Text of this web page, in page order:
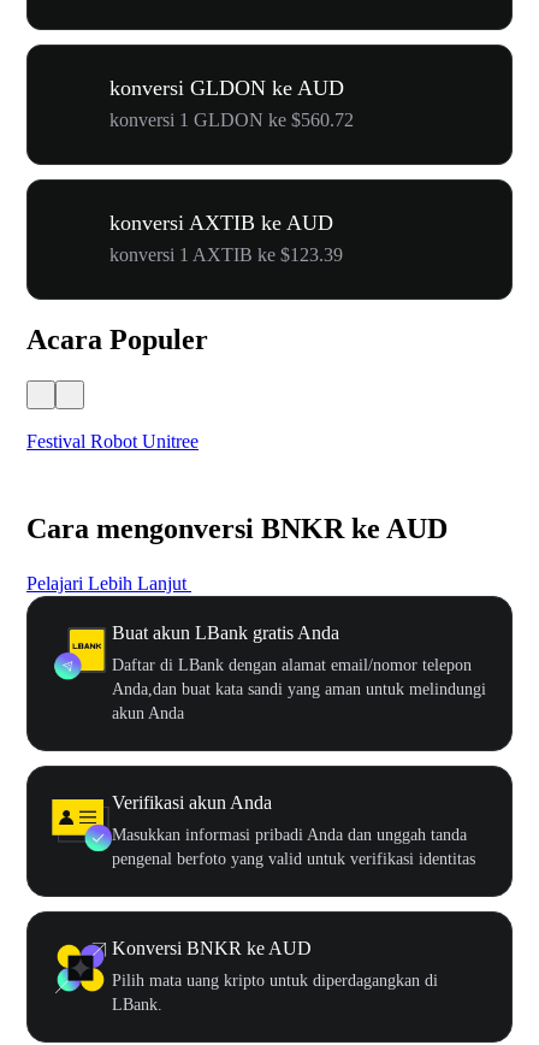
konversi GLDON ke AUD
konversi 1 GLDON ke $560.72
konversi AXTIB ke AUD
konversi 1 AXTIB ke $123.39
Acara Populer
Festival Robot Unitree
Cara mengonversi BNKR ke AUD
Pelajari Lebih Lanjut
Buat akun LBank gratis Anda
Daftar di LBank dengan alamat email/nomor telepon
Anda,dan buat kata sandi yang aman untuk melindungi
akun Anda
Verifikasi akun Anda
Masukkan informasi pribadi Anda dan unggah tanda
pengenal berfoto yang valid untuk verifikasi identitas
Konversi BNKR ke AUD
Pilih mata uang kripto untuk diperdagangkan di
LBank.